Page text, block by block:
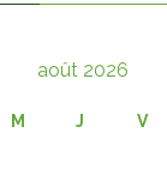
août 2026
M J V